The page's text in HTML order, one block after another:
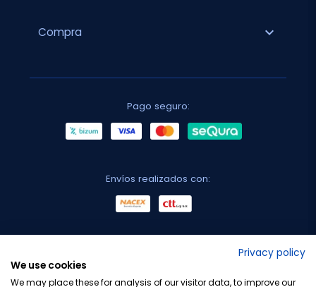
Compra expand_more
Pago seguro:
Envíos realizados con:
Privacy policy
We use cookies
We may place these for analysis of our visitor data, to improve our